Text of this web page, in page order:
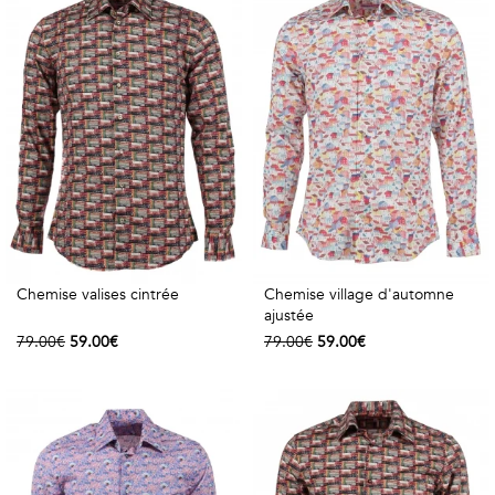
Pop
Voyages
Vintage
Voir
tout
Chemise valises cintrée
79.00€ 59.00€
Chemise village d'automne
ajustée
79.00€ 59.00€